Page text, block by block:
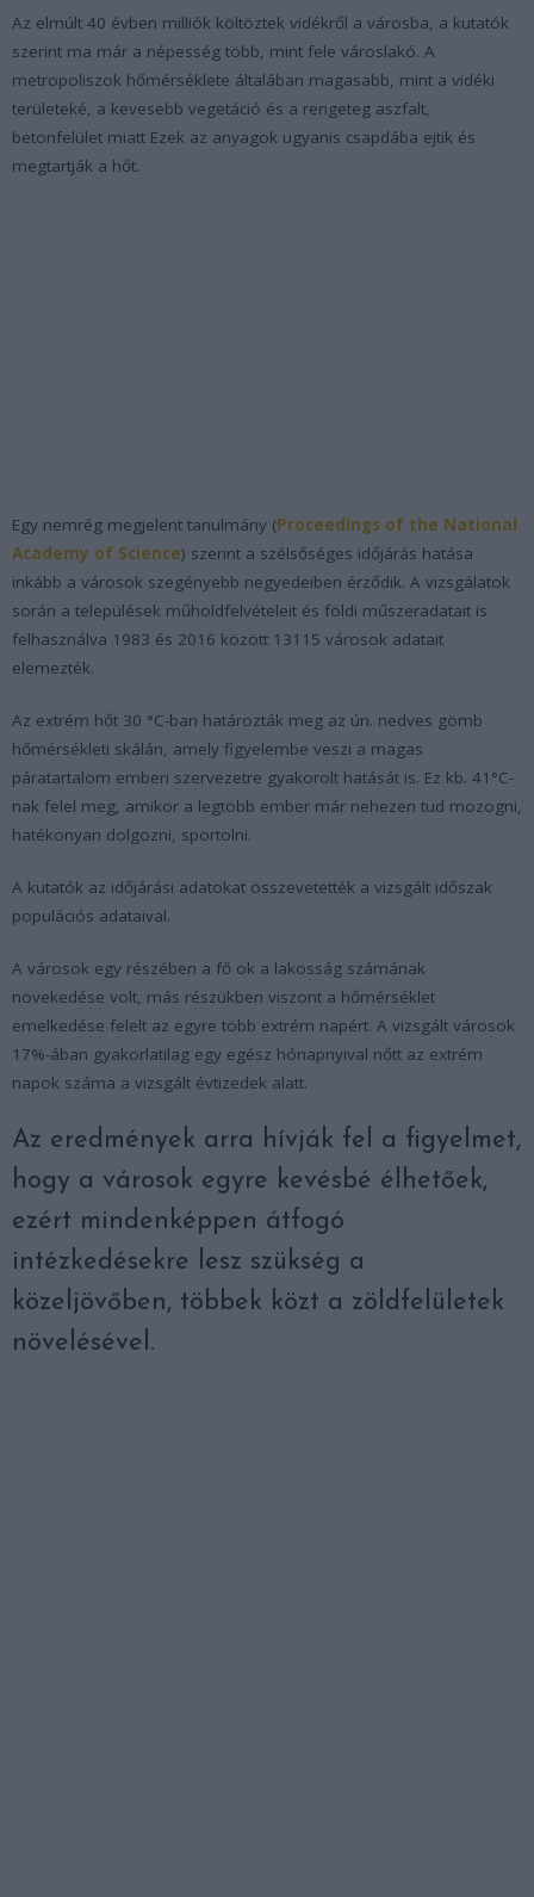
Az elmúlt 40 évben milliók költöztek vidékről a városba, a kutatók
szerint ma már a népesség több, mint fele városlakó. A
metropoliszok hőmérséklete általában magasabb, mint a vidéki
területeké, a kevesebb vegetáció és a rengeteg aszfalt,
betonfelület miatt Ezek az anyagok ugyanis csapdába ejtik és
megtartják a hőt.
Egy nemrég megjelent tanulmány (Proceedings of the National
Academy of Science) szerint a szélsőséges időjárás hatása
inkább a városok szegényebb negyedeiben érződik. A vizsgálatok
során a települések műholdfelvételeit és földi műszeradatait is
felhasználva 1983 és 2016 között 13115 városok adatait
elemezték.
Az extrém hőt 30 °C-ban határozták meg az ún. nedves gömb
hőmérsékleti skálán, amely figyelembe veszi a magas
páratartalom emberi szervezetre gyakorolt hatását is. Ez kb. 41°C-
nak felel meg, amikor a legtöbb ember már nehezen tud mozogni,
hatékonyan dolgozni, sportolni.
A kutatók az időjárási adatokat összevetették a vizsgált időszak
populációs adataival.
A városok egy részében a fő ok a lakosság számának
növekedése volt, más részükben viszont a hőmérséklet
emelkedése felelt az egyre több extrém napért. A vizsgált városok
17%-ában gyakorlatilag egy egész hónapnyival nőtt az extrém
napok száma a vizsgált évtizedek alatt.
Az eredmények arra hívják fel a figyelmet,
hogy a városok egyre kevésbé élhetőek,
ezért mindenképpen átfogó
intézkedésekre lesz szükség a
közeljövőben, többek közt a zöldfelületek
növelésével.